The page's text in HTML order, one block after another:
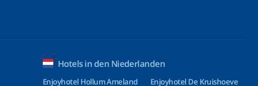
Hotels in den Niederlanden
Enjoyhotel Hollum Ameland
Enjoyhotel De Kruishoeve